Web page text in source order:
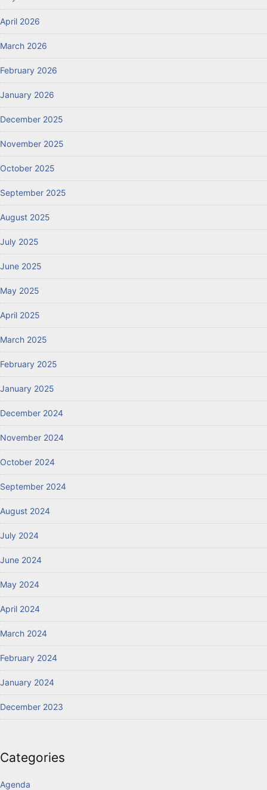
April 2026
March 2026
February 2026
January 2026
December 2025
November 2025
October 2025
September 2025
August 2025
July 2025
June 2025
May 2025
April 2025
March 2025
February 2025
January 2025
December 2024
November 2024
October 2024
September 2024
August 2024
July 2024
June 2024
May 2024
April 2024
March 2024
February 2024
January 2024
December 2023
Categories
Agenda